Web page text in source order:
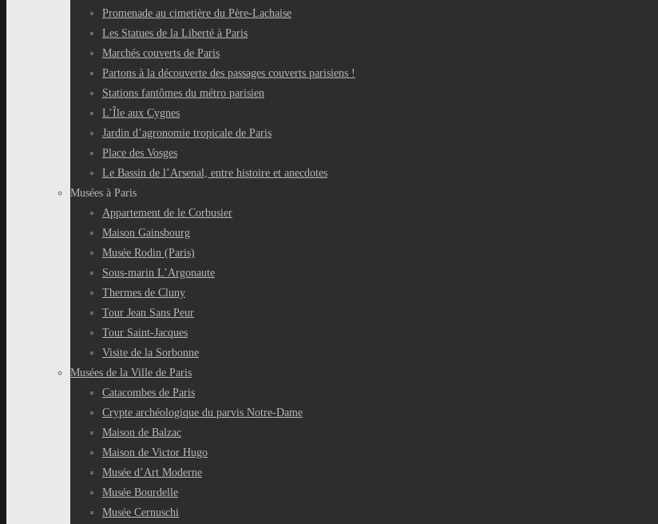
Promenade au cimetière du Père-Lachaise
Les Statues de la Liberté à Paris
Marchés couverts de Paris
Partons à la découverte des passages couverts parisiens !
Stations fantômes du métro parisien
L’Île aux Cygnes
Jardin d’agronomie tropicale de Paris
Place des Vosges
Le Bassin de l’Arsenal, entre histoire et anecdotes
Musées à Paris
Appartement de le Corbusier
Maison Gainsbourg
Musée Rodin (Paris)
Sous-marin L’Argonaute
Thermes de Cluny
Tour Jean Sans Peur
Tour Saint-Jacques
Visite de la Sorbonne
Musées de la Ville de Paris
Catacombes de Paris
Crypte archéologique du parvis Notre-Dame
Maison de Balzac
Maison de Victor Hugo
Musée d’Art Moderne
Musée Bourdelle
Musée Cernuschi